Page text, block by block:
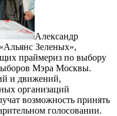
Александр
Зеленых»,
праймериз по выбору
Мэра Москвы.
и движений,
организаций
возможность принять
голосовании.